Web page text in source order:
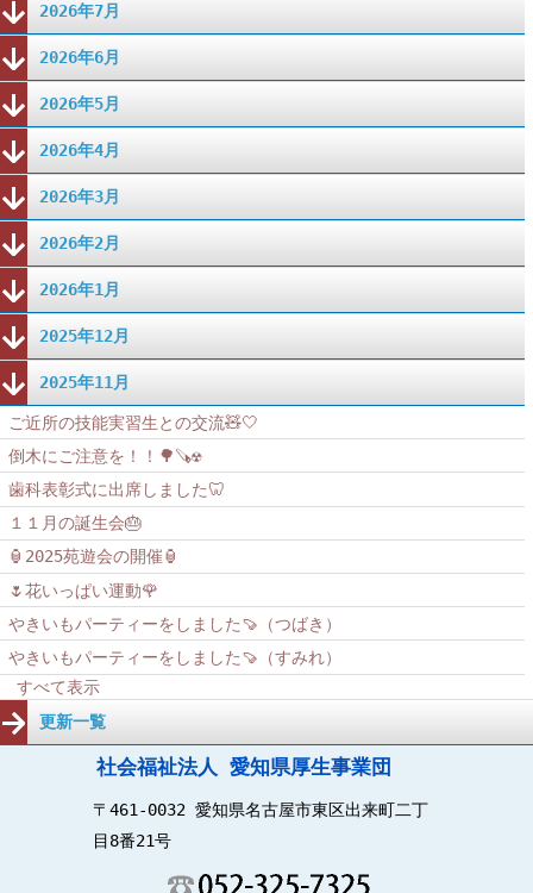
2026年7月
2026年6月
2026年5月
2026年4月
2026年3月
2026年2月
2026年1月
2025年12月
2025年11月
ご近所の技能実習生との交流🧸🤍
倒木にご注意を！！🌳🪚☢️
歯科表彰式に出席しました🦷
１１月の誕生会🎂
🏮2025苑遊会の開催🏮
🌷花いっぱい運動🌹
やきいもパーティーをしました🍠（つばき）
やきいもパーティーをしました🍠（すみれ）
すべて表示
更新一覧
社会福祉法人 愛知県厚生事業団
〒461-0032 愛知県名古屋市東区出来町二丁
目8番21号